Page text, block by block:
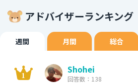
アドバイザーランキング
週間 月間 総合
Shohei
回答数：138